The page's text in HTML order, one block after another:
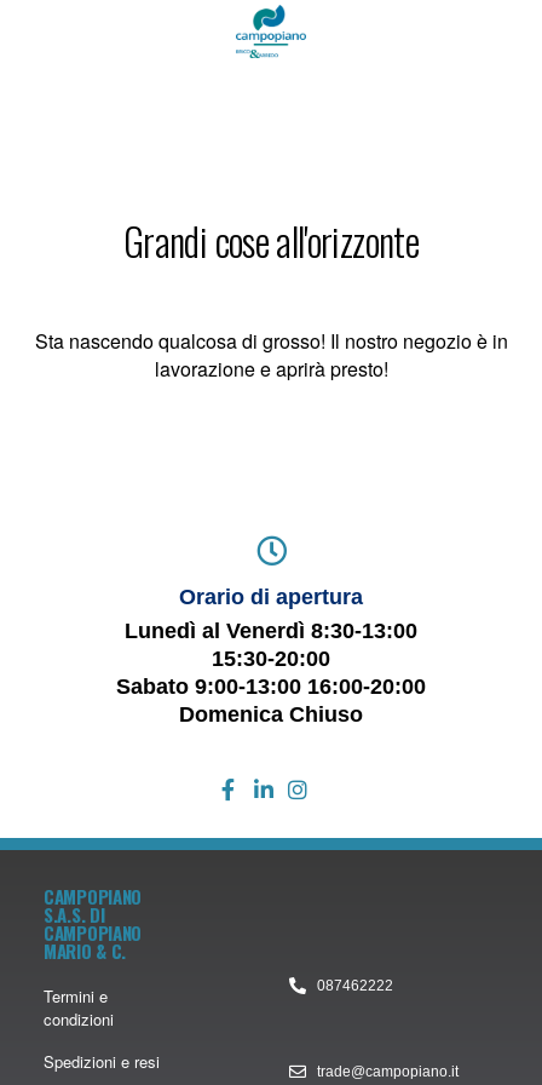
Grandi cose all'orizzonte
Sta nascendo qualcosa di grosso! Il nostro negozio è in
lavorazione e aprirà presto!
Orario di apertura
Lunedì al Venerdì 8:30-13:00
15:30-20:00
Sabato 9:00-13:00 16:00-20:00
Domenica Chiuso
CAMPOPIANO
S.A.S. DI
CAMPOPIANO
MARIO & C.
Termini e
condizioni
Spedizioni e resi
087462222
trade@campopiano.it